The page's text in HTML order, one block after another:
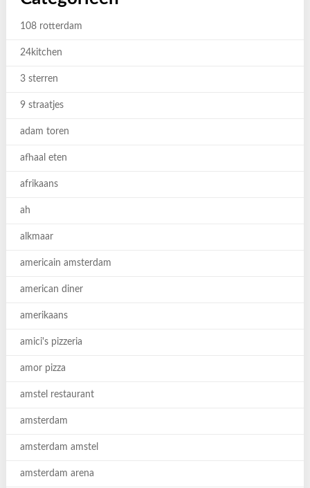
108 rotterdam
24kitchen
3 sterren
9 straatjes
adam toren
afhaal eten
afrikaans
ah
alkmaar
americain amsterdam
american diner
amerikaans
amici's pizzeria
amor pizza
amstel restaurant
amsterdam
amsterdam amstel
amsterdam arena